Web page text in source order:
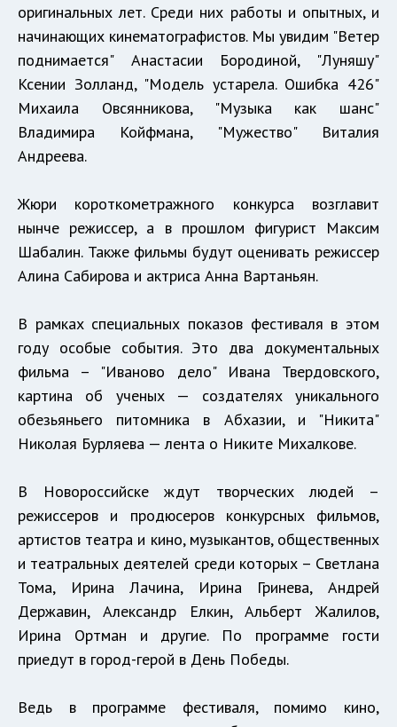
оригинальных лет. Среди них работы и опытных, и
начинающих кинематографистов. Мы увидим "Ветер
поднимается" Анастасии Бородиной, "Луняшу"
Ксении Золланд, "Модель устарела. Ошибка 426"
Михаила Овсянникова, "Музыка как шанс"
Владимира Койфмана, "Мужество" Виталия
Андреева.
Жюри короткометражного конкурса возглавит
нынче режиссер, а в прошлом фигурист Максим
Шабалин. Также фильмы будут оценивать режиссер
Алина Сабирова и актриса Анна Вартаньян.
В рамках специальных показов фестиваля в этом
году особые события. Это два документальных
фильма – "Иваново дело" Ивана Твердовского,
картина об ученых — создателях уникального
обезьяньего питомника в Абхазии, и "Никита"
Николая Бурляева — лента о Никите Михалкове.
В Новороссийске ждут творческих людей –
режиссеров и продюсеров конкурсных фильмов,
артистов театра и кино, музыкантов, общественных
и театральных деятелей среди которых – Светлана
Тома, Ирина Лачина, Ирина Гринева, Андрей
Державин, Александр Елкин, Альберт Жалилов,
Ирина Ортман и другие. По программе гости
приедут в город-герой в День Победы.
Ведь в программе фестиваля, помимо кино,